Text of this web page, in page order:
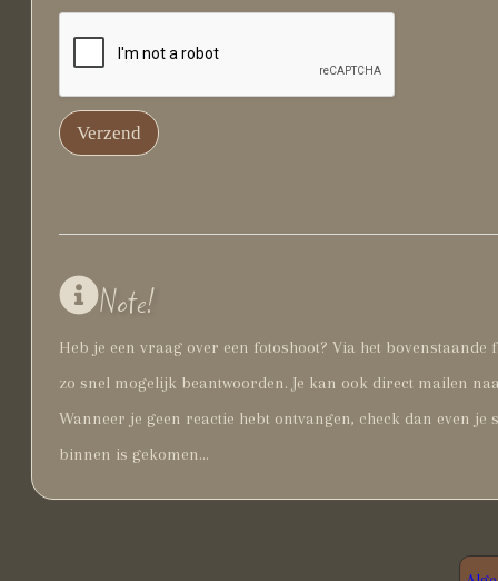
Verzend
Note!
Heb je een vraag over een fotoshoot? Via het
zo snel mogelijk beantwoorden. Je kan ook direct mailen
Wanneer je geen reactie hebt ontvangen, check dan even
binnen is gekomen…